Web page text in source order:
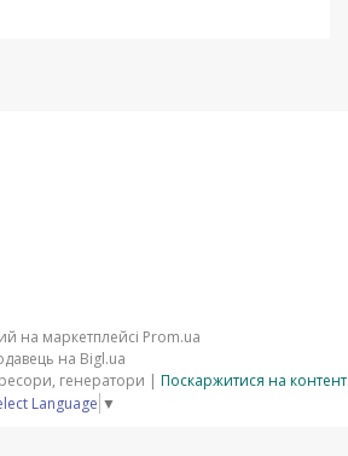
на маркетплейсі Prom.ua
на Bigl.ua
Поскаржитися на контент
Language ▼